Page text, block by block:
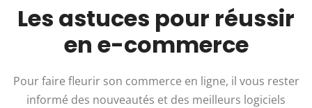
Les astuces pour réussir
en e-commerce
Pour faire fleurir son commerce en ligne, il vous rester
informé des nouveautés et des meilleurs logiciels